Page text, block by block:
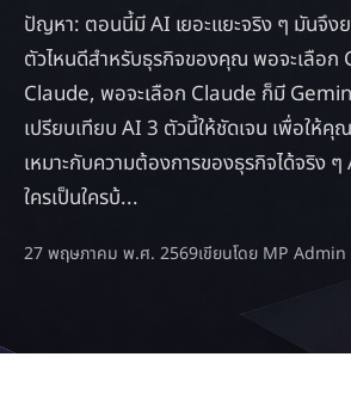
ปัญหา: ตอนนี้มี AI เยอะแยะจริง ๆ มันจึง
ตัวไหนดีสำหรับธุรกิจของคุณ พอจะเลือก
Claude, พอจะเลือก Claude ก็มี
เปรียบเทียบ AI 3 ตัวนี้ให้ชัดเจน เพื่อให้คุ
เหมาะกับความต้องการของธุรกิจได้จริง
ใครเป็นใครบ้...
27 พฤษภาคม พ.ศ. 2569เขียนโดย MP Admin